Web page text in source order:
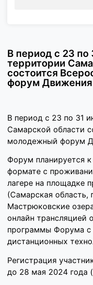
В период с 23 по
территории
состоится
форум Движения
В период с 23 по 31
Самарской области
молодежный форум
Форум планируется
формате с
лагере на площадке
(Самарская
Мастрюковские
онлайн трансляцией
программы Форума с
дистанционных
Регистрация
до 28 мая 2024 года